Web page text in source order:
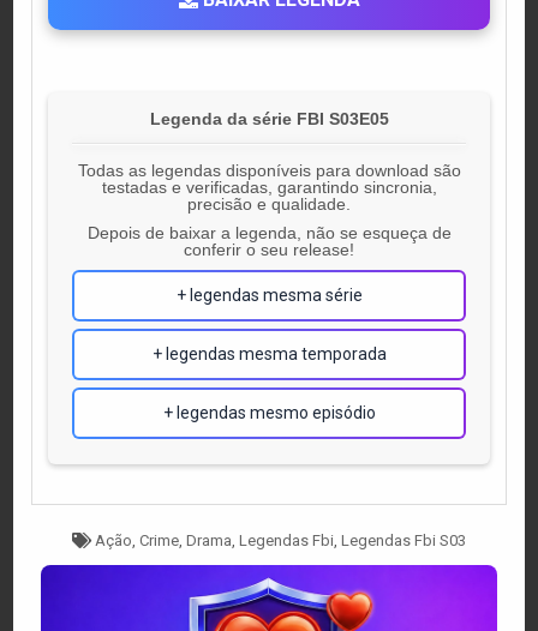
Legenda da série FBI S03E05
Todas as legendas disponíveis para download são
testadas e verificadas, garantindo sincronia,
precisão e qualidade.
Depois de baixar a legenda, não se esqueça de
conferir o seu release!
+ legendas mesma série
+ legendas mesma temporada
+ legendas mesmo episódio
Tagged
Ação Crime Drama Legendas Fbi Legendas Fbi S03